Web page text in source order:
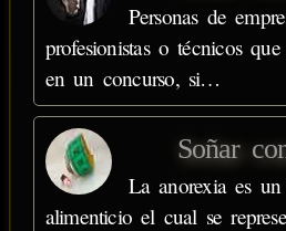
Personas de
profesionistas o técnicos
en un concurso, si…
Soñar
La anorexia es un
alimenticio el cual se